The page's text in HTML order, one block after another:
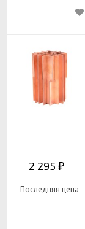
2 295 ₽
Последняя цена